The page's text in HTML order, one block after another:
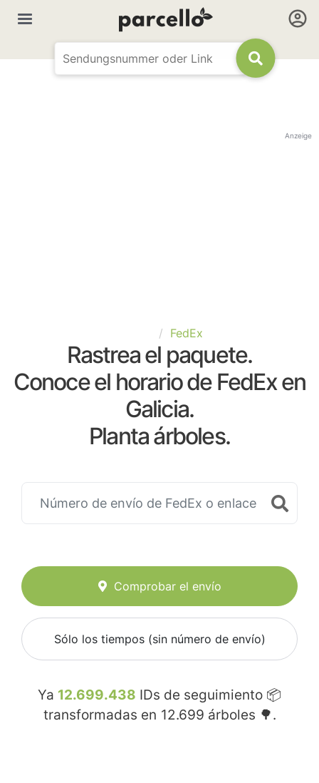
Anzeige
FedEx
Rastrea el paquete.
Conoce el horario de FedEx en
Galicia.
Planta árboles.
Comprobar el envío
Sólo los tiempos (sin número de envío)
Ya 12.699.438 IDs de seguimiento 📦
transformadas en 12.699 árboles 🌳.